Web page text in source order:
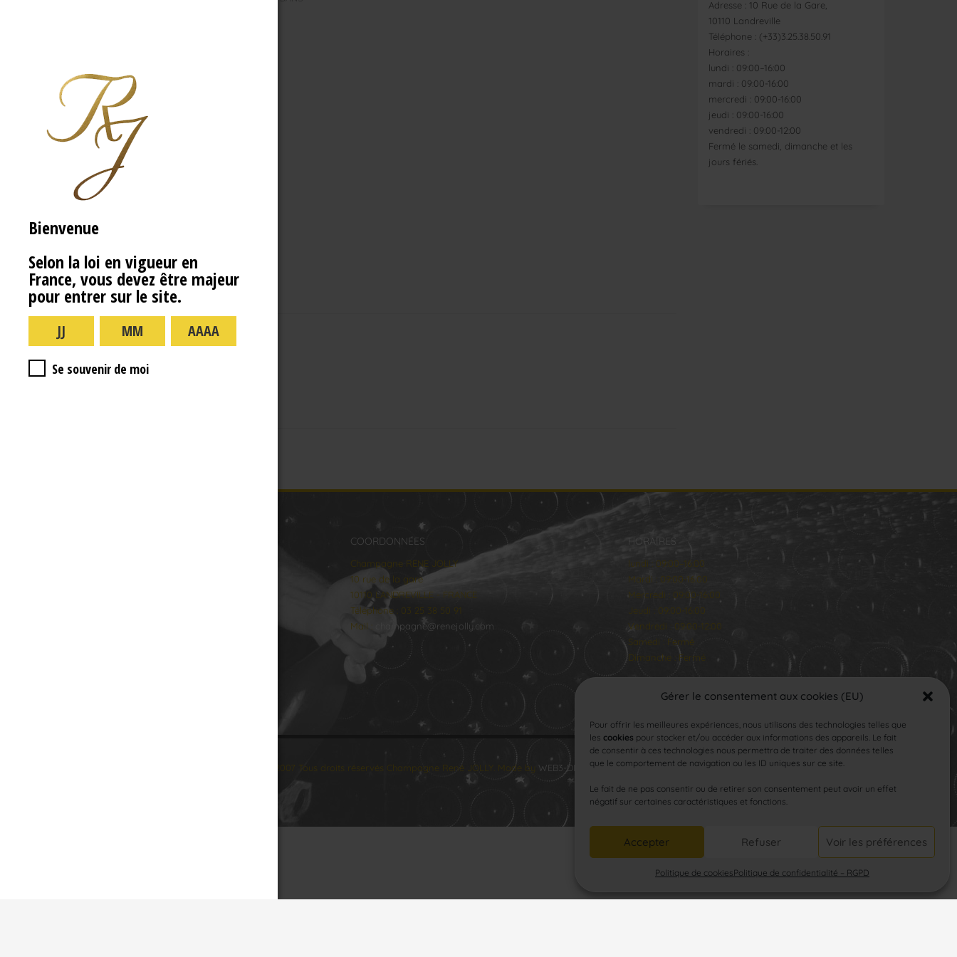
Gérer le consentement aux cookies (EU)
Pour offrir les meilleures expériences, nous utilisons des technologies telles que
les cookies pour stocker et/ou accéder aux informations des appareils. Le fait
de consentir à ces technologies nous permettra de traiter des données telles
que le comportement de navigation ou les ID uniques sur ce site.
Le fait de ne pas consentir ou de retirer son consentement peut avoir un effet
négatif sur certaines caractéristiques et fonctions.
Accepter Refuser Voir les préférences
Politique de cookiesPolitique de confidentialité – RGPD
Adresse : 10 Rue de la Gare,
10110 Landreville
Téléphone : (+33)3.25.38.50.91
Horaires :
lundi : 09:00–16:00
mardi : 09:00-16:00
mercredi : 09:00-16:00
jeudi : 09:00-16:00
vendredi : 09:00-12:00
Fermé le samedi, dimanche et les
jours fériés.
COORDONNÉES
Champagne RENE JOLLY
10 rue de la gare
10110 LANDREVILLE - FRANCE
Téléphone : 03 25 38 50 91
Mail :
champagne@renejolly.com
HORAIRES
lundi : 09:00–16:00
Mardi : 09:00-16:00
Mercredi : 09:00-16:00
Jeudi : 09:00-16:00
Vendredi : 09:00-12:00
Samedi : Fermé
Dimanche : Fermé
© 2007 Tous droits réservés Champagne René JOLLY. Made by WEB3-DESIGN.
Bienvenue
Selon la loi en vigueur en
France, vous devez être majeur
pour entrer sur le site.
Se souvenir de moi